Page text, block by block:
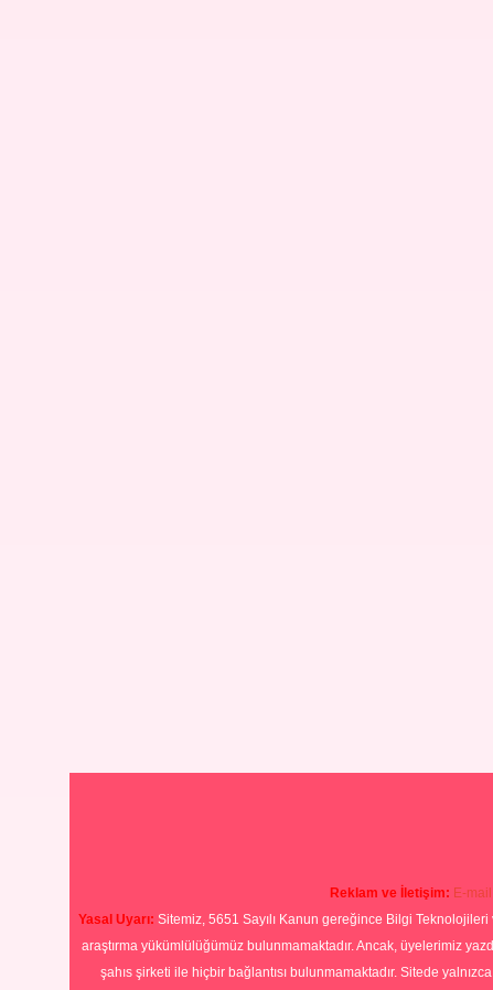
Reklam ve İletişim: E-mail:
Yasal Uyarı: Sitemiz, 5651 Sayılı Kanun gereğince Bilgi
araştırma yükümlülüğümüz bulunmamaktadır. Ancak, üyelerimiz
şahıs şirketi ile hiçbir bağlantısı bulunmamaktadır. Sitede